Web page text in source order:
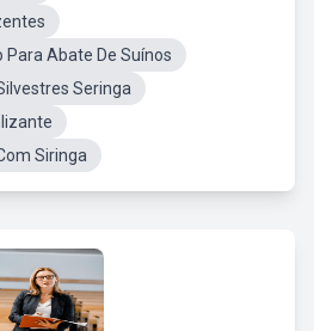
Para Abate De Suínos
Seringa
Siringa